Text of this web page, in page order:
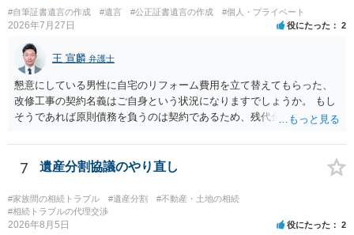
#自筆証書遺言の作成 #遺言 #公正証書遺言の作成 #個人・プライベート
2026年7月27日 役にたった 2
王 宣麟 弁護士
懇意にしている男性に自宅のリフォーム費用を立て替えてもらった、
改修工事の契約名義はご自身という状況になりますでしょうか。 もし
そうであれば原則債務を負うのは契約であるため、残代金を捻出して
ます。 入籍した場合でも、原則契約者が単独で全ての債務を負うこと
には変わりがありません。 なかなか対応に難しい案件であり、公開の
場でアドバイスを行うのも限界があるように思われますので、資料等
を持参のうえ個別に弁護士に相談されることをお勧めします。
7 遺産分割協議のやり直し
#家族間の相続トラブル #遺産分割
#不動産・土地の相続
#相続トラブルの代理交渉
2026年8月5日 役にたった 2